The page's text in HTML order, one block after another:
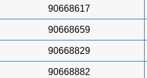
90668617
90668659
90668829
90668882